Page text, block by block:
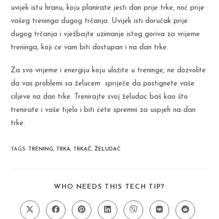
uvijek istu hranu, koju planirate jesti dan prije trke, noć prije
vašeg treninga dugog trčanja. Uvijek isti doručak prije
dugog trčanja i vježbajte uzimanje istog goriva za vrijeme
treninga, koji će vam biti dostupan i na dan trke.
Za svo vrijeme i energiju koju uložite u treninge, ne dozvolite
da vas problemi sa želucem spriječe da postignete vaše
ciljeve na dan trke. Trenirajte svoj želudac baš kao što
trenirate i vaše tijelo i biti ćete spremni za uspjeh na dan
trke.
TAGS: TRENING, TRKA, TRKAČ, ŽELUDAC
WHO NEEDS THIS TECH TIP?
CONTENT
Opens
Opens
Opens
Opens
Opens
Opens
Opens